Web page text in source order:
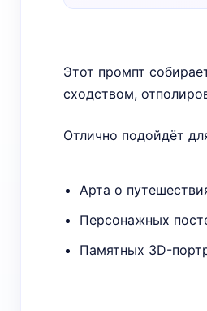
Этот промпт
сходством,
Отлично подойдёт
Арта о
Персонажных
Памятных 3D-